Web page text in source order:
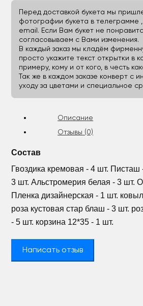
Перед доставкой букета мы
фотографии букета в телеграмме
email. Если Вам букет не
согласовываем с Вами изменения.
В каждый заказ мы кладём
просто укажите текст открытки в
примеру, кому и от кого, в честь
Так же в каждом заказе конверт с
уходу за цветами и специальное
Описание
Отзывы (0)
Состав
Гвоздика кремовая - 4 шт. Писташ
3 шт. Альстромерия белая - 3 шт.
Пленка дизайнерская - 1 шт.
роза кустовая стар блаш - 3 шт.
- 5 шт. корзина 12*35 - 1 шт.
Написать отзыв